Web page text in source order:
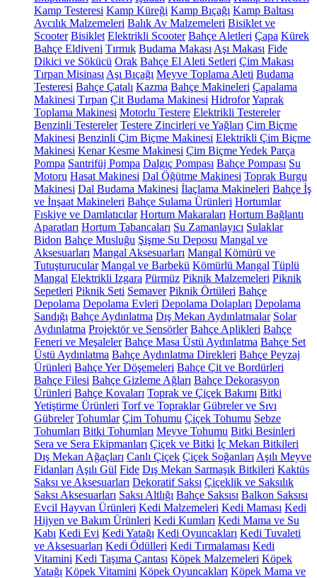
Kamp Testeresi Kamp Küreği Kamp Bıçağı Kamp Baltası
Avcılık Malzemeleri Balık Av Malzemeleri Bisiklet ve
Scooter Bisiklet Elektrikli Scooter Bahçe Aletleri Çapa Kürek
Bahçe Eldiveni Tırmık Budama Makası Aşı Makası Fide
Dikici ve Sökücü Orak Bahçe El Aleti Setleri Çim Makası
Tırpan Misinası Aşı Bıçağı Meyve Toplama Aleti Budama
Testeresi Bahçe Çatalı Kazma Bahçe Makineleri Çapalama
Makinesi Tırpan Çit Budama Makinesi HidroforYaprak
Toplama Makinesi Motorlu Testere Elektrikli Testereler
Benzinli Testereler Testere Zincirleri ve Yağları Çim Biçme
Makinesi Benzinli Çim Biçme Makinesi Elektrikli Çim Biçme
Makinesi Kenar Kesme Makinesi Çim Biçme Yedek Parça
Pompa Santrifüj Pompa Dalgıç Pompası Bahçe Pompası Su
Motoru Hasat Makinesi Dal Öğütme Makinesi Toprak Burgu
Makinesi Dal Budama Makinesi İlaçlama Makineleri Bahçe İş
ve İnşaat Makineleri Bahçe Sulama Ürünleri Hortumlar
Fıskiye ve Damlatıcılar Hortum Makaraları Hortum Bağlantı
Aparatları Hortum Tabancaları Su Zamanlayıcı Sulaklar
Bidon Bahçe Musluğu Şişme Su Deposu Mangal ve
Aksesuarları Mangal Aksesuarları Mangal Kömürü ve
Tutuşturucular Mangal ve Barbekü Kömürlü Mangal Tüplü
Mangal Elektrikli Izgara Pürmüz Piknik Malzemeleri Piknik
Sepetleri Piknik Seti Semaver Piknik Örtüleri Bahçe
Depolama Depolama Evleri Depolama Dolapları Depolama
Sandığı Bahçe Aydınlatma Dış Mekan Aydınlatmalar Solar
Aydınlatma Projektör ve Sensörler Bahçe Aplikleri Bahçe
Feneri ve Meşaleler Bahçe Masa Üstü Aydınlatma Bahçe Set
Üstü Aydınlatma Bahçe Aydınlatma Direkleri Bahçe Peyzaj
Ürünleri Bahçe Yer Döşemeleri Bahçe Çit ve Bordürleri
Bahçe Filesi Bahçe Gizleme Ağları Bahçe Dekorasyon
Ürünleri Bahçe Kovaları Toprak ve Çiçek Bakımı Bitki
Yetiştirme Ürünleri Torf ve Topraklar Gübreler ve Sıvı
Gübreler Tohumlar Çim Tohumu Çiçek Tohumu Sebze
Tohumları Bitki Tohumları Meyve Tohumu Bitki Besinleri
Sera ve Sera Ekipmanları Çiçek ve Bitki İç Mekan Bitkileri
Dış Mekan Ağaçları Canlı Çiçek Çiçek Soğanları Aşılı Meyve
Fidanları Aşılı Gül Fide Dış Mekan Sarmaşık Bitkileri Kaktüs
Saksı ve Aksesuarları Dekoratif Saksı Çiçeklik ve Saksılık
Saksı Aksesuarları Saksı Altlığı Bahçe Saksısı Balkon Saksısı
Evcil Hayvan Ürünleri Kedi Malzemeleri Kedi Maması Kedi
Hijyen ve Bakım Ürünleri Kedi Kumları Kedi Mama ve Su
Kabı Kedi Evi Kedi Yatağı Kedi Oyuncakları Kedi Tuvaleti
ve Aksesuarları Kedi Ödülleri Kedi Tırmalaması Kedi
Vitamini Kedi Taşıma Çantası Köpek Malzemeleri Köpek
Yatağı Köpek Vitamini Köpek Oyuncakları Köpek Mama ve